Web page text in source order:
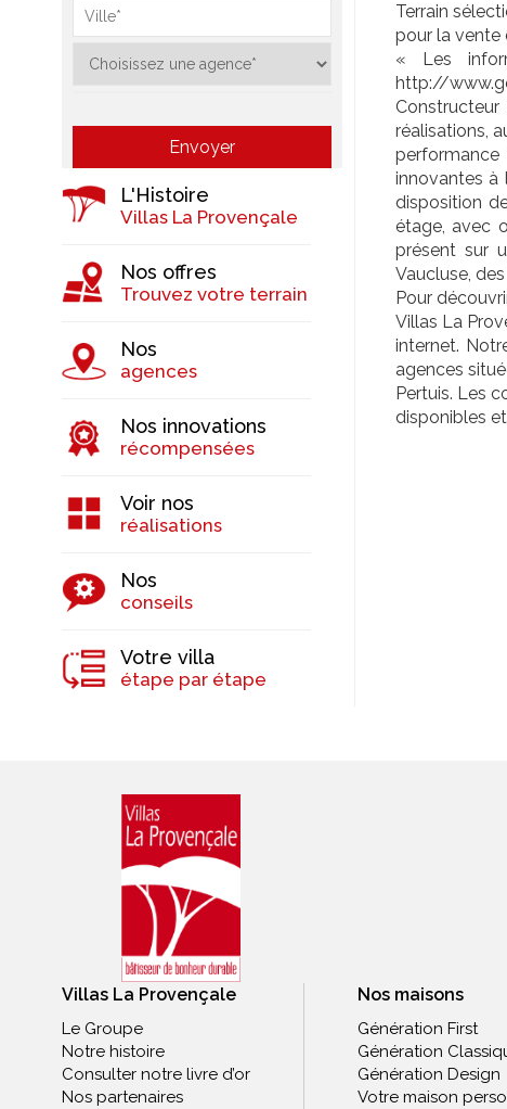
Terrain
pour la vente
« Les
http://
réalisations,
innovantes à
disposition
étage, avec
présent sur
Vaucluse,
Pour
Villas La
internet.
agences
Pertuis. Les
disponibles
L'Histoire
Villas La Provençale
Nos offres
Trouvez votre terrain
Nos
agences
Nos innovations
récompensées
Voir nos
réalisations
Nos
conseils
Votre villa
étape par étape
Villas La Provençale
Le Groupe
Notre histoire
Consulter notre livre d’or
Nos partenaires
Nos maisons
Génération First
Génération
Génération Design
Votre maison